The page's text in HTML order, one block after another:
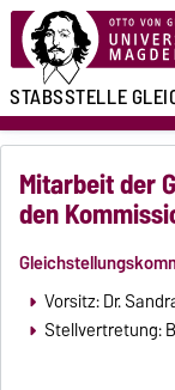
STABSSTELLE
Mitarbeit der
den
Vorsitz: Dr.
Stellvertretung: